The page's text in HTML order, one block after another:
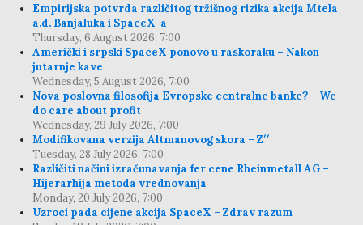
Empirijska potvrda različitog tržišnog rizika akcija Mtela
a.d. Banjaluka i SpaceX-a
Thursday, 6 August 2026, 7:00
Američki i srpski SpaceX ponovo u raskoraku – Nakon
jutarnje kave
Wednesday, 5 August 2026, 7:00
Nova poslovna filosofija Evropske centralne banke? – We
do care about profit
Wednesday, 29 July 2026, 7:00
Modifikovana verzija Altmanovog skora – Z′′
Tuesday, 28 July 2026, 7:00
Različiti načini izračunavanja fer cene Rheinmetall AG –
Hijerarhija metoda vrednovanja
Monday, 20 July 2026, 7:00
Uzroci pada cijene akcija SpaceX – Zdrav razum